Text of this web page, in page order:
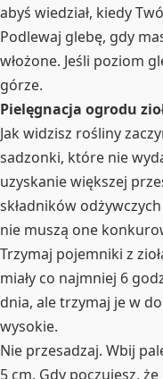
abyś wiedział, kiedy
Podlewaj glebę, gdy
włożone. Jeśli poziom
górze.
Pielęgnacja ogrodu
Jak widzisz rośliny
sadzonki, które nie
uzyskanie większej
składników
nie muszą one
Trzymaj pojemniki z
miały co najmniej 6
dnia, ale trzymaj je w
wysokie.
Nie przesadzaj. Wbij
5 cm. Gdy poczujesz,